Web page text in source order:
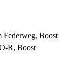
Boost
R, Boost